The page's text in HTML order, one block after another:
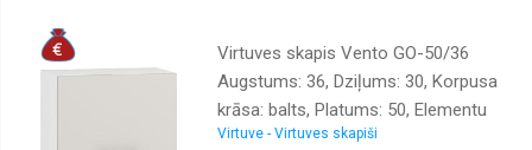
Virtuves skapis Vento GO-50/36
Augstums: 36, Dziļums: 30, Korpusa
krāsa: balts, Platums: 50, Elementu
krāsa: kašmira, Ar durtiņam: 1,
Virtuve - Virtuves skapiši